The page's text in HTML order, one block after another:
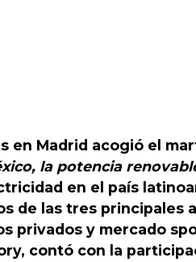
en Madrid acogió el
la potencia
en el país
de las tres principales
privados y mercado
contó con la